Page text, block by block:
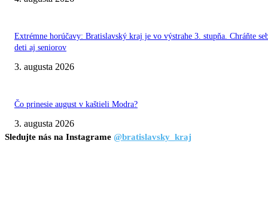
Extrémne horúčavy: Bratislavský kraj je vo výstrahe 3. stupňa. Chráňte
deti aj seniorov
3. augusta 2026
Čo prinesie august v kaštieli Modra?
3. augusta 2026
Sledujte nás na Instagrame @bratislavsky_kraj